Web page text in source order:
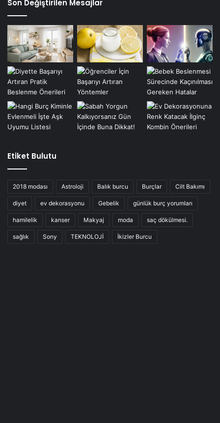
Son Değiştirilen Mesajlar
Etiket Bulutu
2018 modası Astroloji Balık burcu Burçlar Cilt Bakımı
diyet ev dekorasyonu Gebelik günlük burç yorumları
hamilelik kanser Makyaj moda saç dökülmesi.
sağlık Sony TEKNOLOJİ İkizler Burcu